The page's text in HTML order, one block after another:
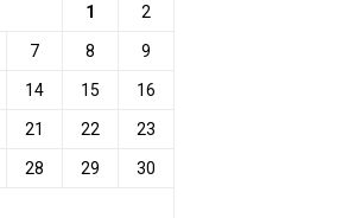
1 2
7 8 9
14 15 16
21 22 23
28 29 30